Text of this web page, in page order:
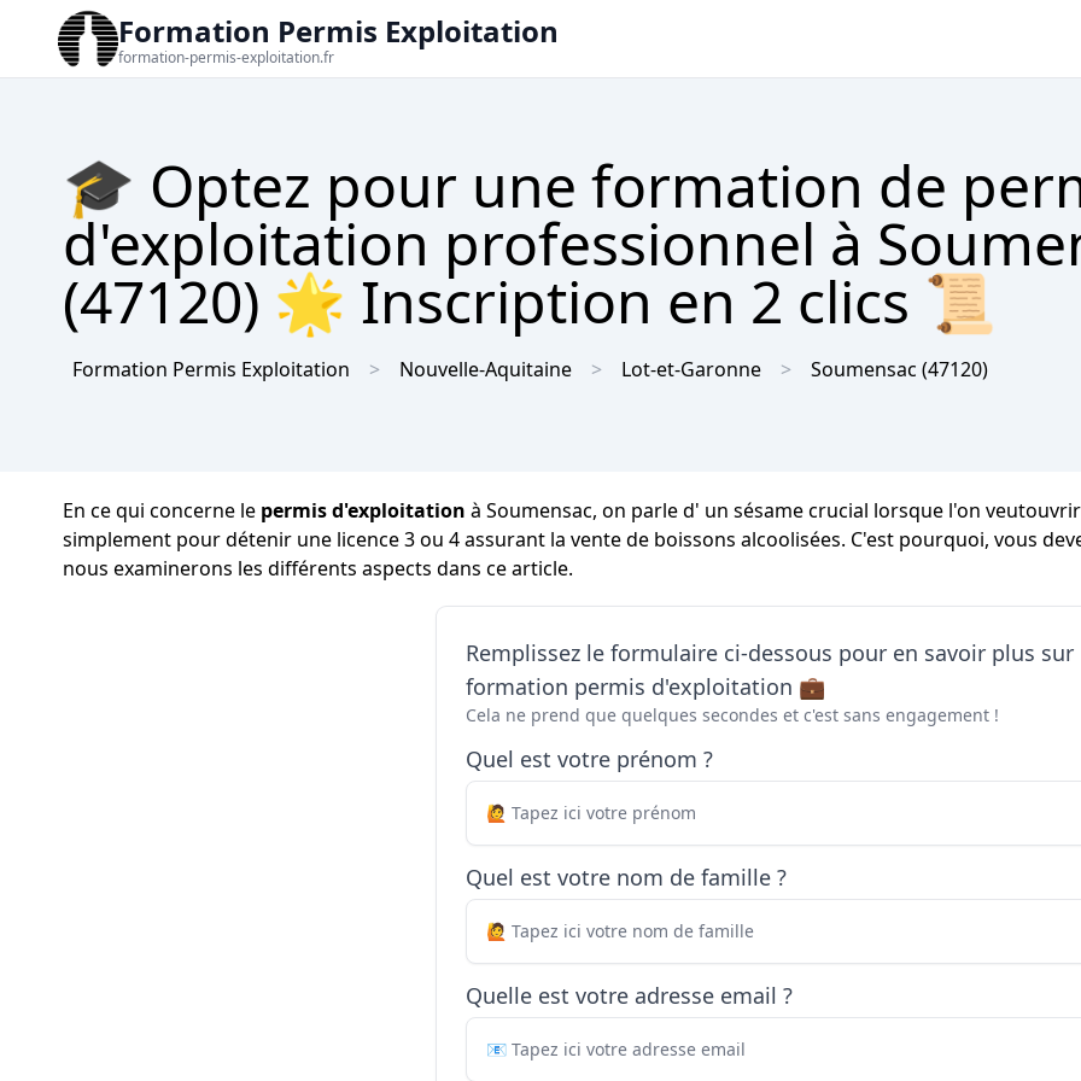
Formation Permis Exploitation
formation-permis-exploitation.fr
🎓 Optez pour une formation de
d'exploitation professionnel à
(47120) 🌟 Inscription en 2 clics 📜
Formation Permis Exploitation Nouvelle-Aquitaine Lot-et-Garonne Soumensac (47120)
En ce qui concerne le permis d'exploitation à Soumensac, on parle d' un sésame crucial lorsque l'on
simplement pour détenir une licence 3 ou 4 assurant la vente de boissons alcoolisées. C'est pourquoi, vous
nous examinerons les différents aspects dans ce article.
Remplissez le formulaire ci-dessous pour en savoir plus sur
formation permis d'exploitation 💼
Cela ne prend que quelques secondes et c'est sans engagement !
Quel est votre prénom ?
Quel est votre nom de famille ?
Quelle est votre adresse email ?